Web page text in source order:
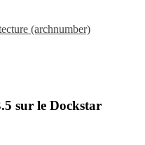
(archnumber)
sur le Dockstar